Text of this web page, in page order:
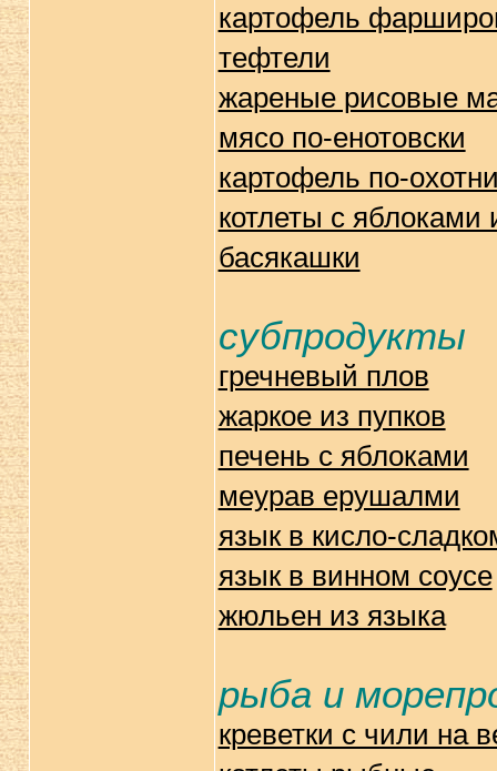
картофель
тефтели
жареные рисовые
мясо по-енотовски
картофель по-
котлеты с яблоками
басякашки
субпродукты
гречневый плов
жаркое из пупков
печень с яблоками
меурав ерушалми
язык в кисло-
язык в винном соусе
жюльен из языка
рыба и
креветки с чили на